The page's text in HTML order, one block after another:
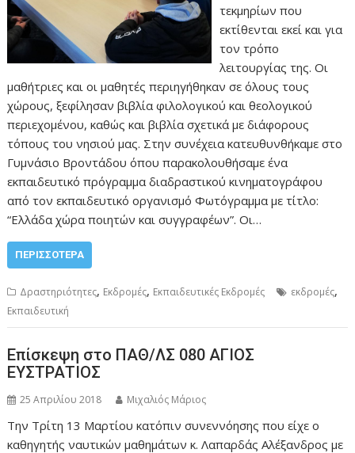
τεκμηρίων που
εκτίθενται εκεί και για
τον τρόπο
λειτουργίας της. Οι
μαθήτριες και οι μαθητές περιηγήθηκαν σε όλους τους
χώρους, ξεφίλησαν βιβλία φιλολογικού και θεολογικού
περιεχομένου, καθώς και βιβλία σχετικά με διάφορους
τόπους του νησιού μας. Στην συνέχεια κατευθυνθήκαμε στο
Γυμνάσιο Βροντάδου όπου παρακολουθήσαμε ένα
εκπαιδευτικό πρόγραμμα διαδραστικού κινηματογράφου
από τον εκπαιδευτικό οργανισμό Φωτόγραμμα με τίτλο:
“Ελλάδα χώρα ποιητών και συγγραφέων”. Οι…
ΠΕΡΙΣΣΌΤΕΡΑ
Δραστηριότητες, Εκδρομές, Εκπαιδευτικές Εκδρομές εκδρομές,
Εκπαιδευτική
Επίσκεψη στο ΠΑΘ/ΛΣ 080 ΑΓΙΟΣ
ΕΥΣΤΡΑΤΙΟΣ
25 Απριλίου 2018 Μιχαλιός Μάριος
Την Τρίτη 13 Μαρτίου κατόπιν συνεννόησης που είχε ο
καθηγητής ναυτικών μαθημάτων κ. Λαπαρδάς Αλέξανδρος με